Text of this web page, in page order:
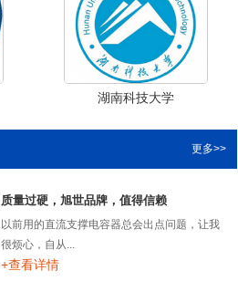
湖南科技大学
更多>>
质量过硬，旭世品牌，值得信赖
以前用的直流支撑电容器总会出点问题，让我
很烦心，自从...
+查看详情